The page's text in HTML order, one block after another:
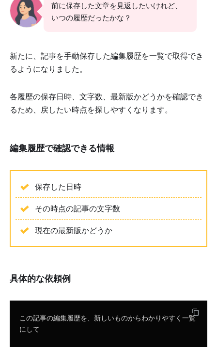
前に保存した文章を見返したいけれど、
いつの履歴だったかな？
新たに、記事を手動保存した編集履歴を一覧で取得でき
るようになりました。
各履歴の保存日時、文字数、最新版かどうかを確認でき
るため、戻したい時点を探しやすくなります。
編集履歴で確認できる情報
保存した日時
その時点の記事の文字数
現在の最新版かどうか
具体的な依頼例
この記事の編集履歴を、新しいものからわかりやすく一覧
にして